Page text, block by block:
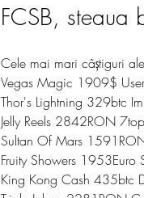
FCSB, steaua
Cele mai mari câștiguri
Vegas Magic 1909$
Thor's Lightning 329btc
Jelly Reels 2842RON
Sultan Of Mars
Fruity Showers 1953Euro
King Kong Cash 435btc